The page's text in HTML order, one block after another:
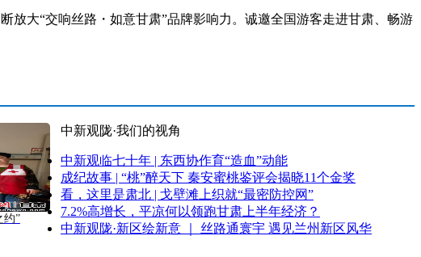
大“交响丝路・如意甘肃”品牌影响力。诚邀全国游客走进甘肃、畅游
约”
中新观陇·我们的视角
中新观临七十年 | 东西协作育“造血”动能
成纪故事 | “桃”醉天下 秦安蜜桃鉴评会揭晓11个金奖
看，这里是肃北 | 戈壁滩上织就“最密防控网”
7.2%高增长，平凉何以领跑甘肃上半年经济？
中新观陇·新区绘新意 ｜ 丝路通寰宇 遇见兰州新区风华